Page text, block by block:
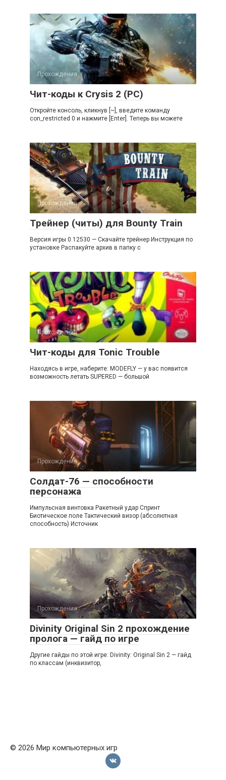
Прохождения
Чит-коды к Crysis 2 (PC)
Откройте консоль, кликнув [~], введите команду
con_restricted 0 и нажмите [Enter]. Теперь вы можете
Прохождения
Трейнер (читы) для Bounty Train
Версия игры 0.12530 — Скачайте трейнер Инструкция по
установке Распакуйте архив в папку с
Прохождения
Чит-коды для Tonic Trouble
Находясь в игре, наберите: MODEFLY — у вас появится
возможность летать SUPERED — большой
Прохождения
Солдат-76 — способности
персонажа
Импульсная винтовка Ракетный удар Спринт
Биотическое поле Тактический визор (абсолютная
способность) Источник
Прохождения
Divinity Original Sin 2 прохождение
пролога — гайд по игре
Другие гайды по этой игре: Divinity: Original Sin 2 — гайд
по классам (инквизитор,
© 2026 Мир компьютерных игр